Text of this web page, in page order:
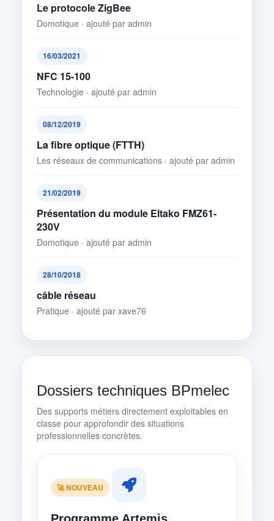
Le protocole ZigBee
Domotique · ajouté par admin
16/03/2021
NFC 15-100
Technologie · ajouté par admin
08/12/2019
La fibre optique (FTTH)
Les réseaux de communications · ajouté par admin
21/02/2019
Présentation du module Eltako FMZ61-
230V
Domotique · ajouté par admin
28/10/2018
câble réseau
Pratique · ajouté par xave76
Dossiers techniques BPmelec
Des supports métiers directement exploitables en
classe pour approfondir des situations
professionnelles concrètes.
🚀 NOUVEAU